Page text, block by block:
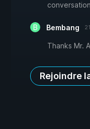
Bembang
Thanks Mr.
Rejoindre